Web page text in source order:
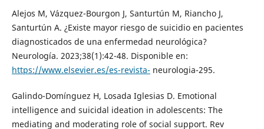
Alejos M, Vázquez-Bourgon J, Santurtún M, Riancho J,
Santurtún A. ¿Existe mayor riesgo de suicidio en pacientes
diagnosticados de una enfermedad neurológica?
Neurología. 2023;38(1):42-48. Disponible en:
https://www.elsevier.es/es-revista- neurologia-295.
Galindo-Domínguez H, Losada Iglesias D. Emotional
intelligence and suicidal ideation in adolescents: The
mediating and moderating role of social support. Rev